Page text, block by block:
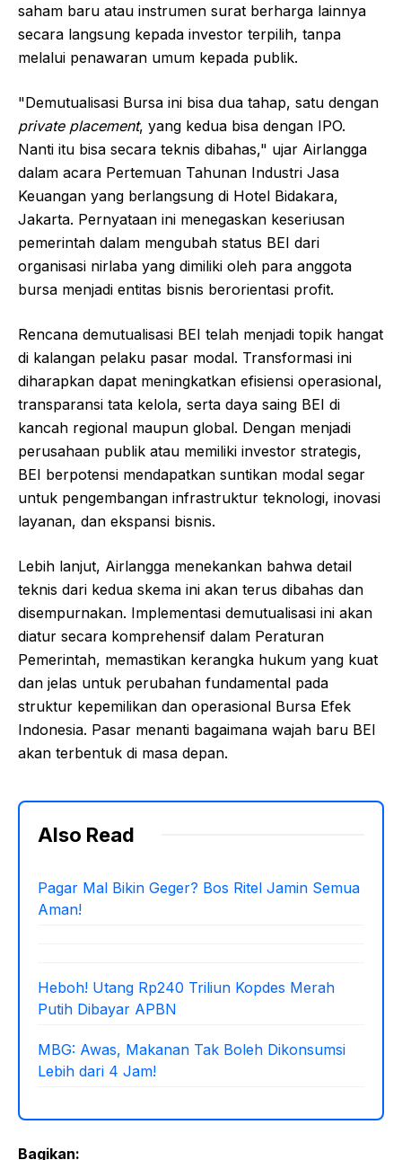
saham baru atau instrumen surat berharga lainnya
secara langsung kepada investor terpilih, tanpa
melalui penawaran umum kepada publik.
"Demutualisasi Bursa ini bisa dua tahap, satu dengan
private placement, yang kedua bisa dengan IPO.
Nanti itu bisa secara teknis dibahas," ujar Airlangga
dalam acara Pertemuan Tahunan Industri Jasa
Keuangan yang berlangsung di Hotel Bidakara,
Jakarta. Pernyataan ini menegaskan keseriusan
pemerintah dalam mengubah status BEI dari
organisasi nirlaba yang dimiliki oleh para anggota
bursa menjadi entitas bisnis berorientasi profit.
Rencana demutualisasi BEI telah menjadi topik hangat
di kalangan pelaku pasar modal. Transformasi ini
diharapkan dapat meningkatkan efisiensi operasional,
transparansi tata kelola, serta daya saing BEI di
kancah regional maupun global. Dengan menjadi
perusahaan publik atau memiliki investor strategis,
BEI berpotensi mendapatkan suntikan modal segar
untuk pengembangan infrastruktur teknologi, inovasi
layanan, dan ekspansi bisnis.
Lebih lanjut, Airlangga menekankan bahwa detail
teknis dari kedua skema ini akan terus dibahas dan
disempurnakan. Implementasi demutualisasi ini akan
diatur secara komprehensif dalam Peraturan
Pemerintah, memastikan kerangka hukum yang kuat
dan jelas untuk perubahan fundamental pada
struktur kepemilikan dan operasional Bursa Efek
Indonesia. Pasar menanti bagaimana wajah baru BEI
akan terbentuk di masa depan.
Also Read
Pagar Mal Bikin Geger? Bos Ritel Jamin Semua
Aman!
Heboh! Utang Rp240 Triliun Kopdes Merah
Putih Dibayar APBN
MBG: Awas, Makanan Tak Boleh Dikonsumsi
Lebih dari 4 Jam!
Bagikan: